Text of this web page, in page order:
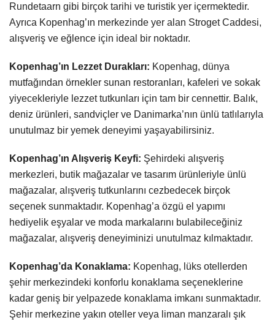
Rundetaarn gibi birçok tarihi ve turistik yer içermektedir.
Ayrıca Kopenhag’ın merkezinde yer alan Stroget Caddesi,
alışveriş ve eğlence için ideal bir noktadır.
Kopenhag’ın Lezzet Durakları: Kopenhag, dünya
mutfağından örnekler sunan restoranları, kafeleri ve sokak
yiyecekleriyle lezzet tutkunları için tam bir cennettir. Balık,
deniz ürünleri, sandviçler ve Danimarka’nın ünlü tatlılarıyla
unutulmaz bir yemek deneyimi yaşayabilirsiniz.
Kopenhag’ın Alışveriş Keyfi: Şehirdeki alışveriş
merkezleri, butik mağazalar ve tasarım ürünleriyle ünlü
mağazalar, alışveriş tutkunlarını cezbedecek birçok
seçenek sunmaktadır. Kopenhag’a özgü el yapımı
hediyelik eşyalar ve moda markalarını bulabileceğiniz
mağazalar, alışveriş deneyiminizi unutulmaz kılmaktadır.
Kopenhag’da Konaklama: Kopenhag, lüks otellerden
şehir merkezindeki konforlu konaklama seçeneklerine
kadar geniş bir yelpazede konaklama imkanı sunmaktadır.
Şehir merkezine yakın oteller veya liman manzaralı şık